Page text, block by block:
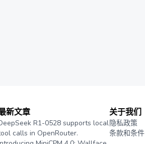
新文章
R1-0528 supports local
calls in OpenRouter.
关于我们
隐私政策
条款和条件